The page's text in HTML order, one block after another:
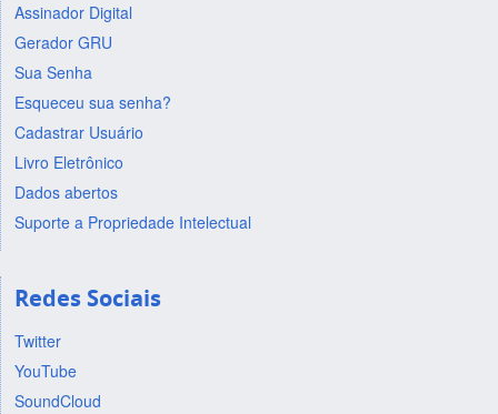
Assinador Digital
Gerador GRU
Sua Senha
Esqueceu sua senha?
Cadastrar Usuário
Livro Eletrônico
Dados abertos
Suporte a Propriedade Intelectual
Redes Sociais
Twitter
YouTube
SoundCloud